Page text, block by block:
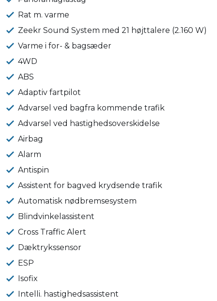
Rat m. varme
Zeekr Sound System med 21 højttalere (2.160 W)
Varme i for- & bagsæder
4WD
ABS
Adaptiv fartpilot
Advarsel ved bagfra kommende trafik
Advarsel ved hastighedsoverskidelse
Airbag
Alarm
Antispin
Assistent for bagved krydsende trafik
Automatisk nødbremsesystem
Blindvinkelassistent
Cross Traffic Alert
Dæktrykssensor
ESP
Isofix
Intelli. hastighedsassistent